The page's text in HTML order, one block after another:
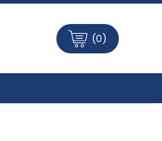
(0)